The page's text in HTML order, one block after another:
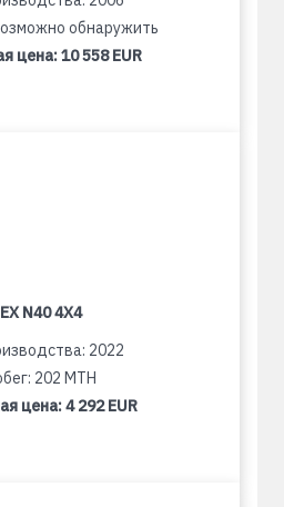
обнаружить
цена:10 558 EUR
N40 4X4
2022
202 MTH
цена:4 292 EUR